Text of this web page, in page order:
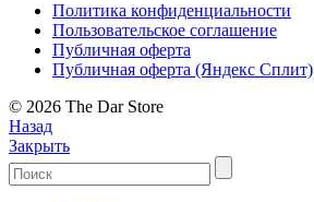
Политика конфиденциальности
Пользовательское соглашение
Публичная оферта
Публичная оферта (Яндекс Сплит)
© 2026 The Dar Store
Назад
Закрыть